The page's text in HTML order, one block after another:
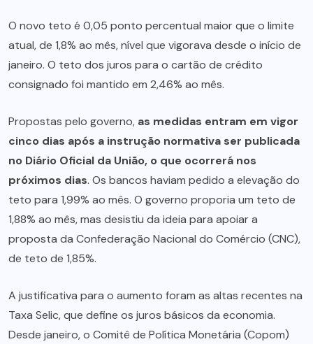
O novo teto é 0,05 ponto percentual maior que o limite
atual, de 1,8% ao mês, nível que vigorava desde o início de
janeiro. O teto dos juros para o cartão de crédito
consignado foi mantido em 2,46% ao mês.
Propostas pelo governo, as medidas entram em vigor
cinco dias após a instrução normativa ser publicada
no Diário Oficial da União, o que ocorrerá nos
próximos dias. Os bancos haviam pedido a elevação do
teto para 1,99% ao mês. O governo proporia um teto de
1,88% ao mês, mas desistiu da ideia para apoiar a
proposta da Confederação Nacional do Comércio (CNC),
de teto de 1,85%.
A justificativa para o aumento foram as altas recentes na
Taxa Selic, que define os juros básicos da economia.
Desde janeiro, o Comitê de Política Monetária (Copom)